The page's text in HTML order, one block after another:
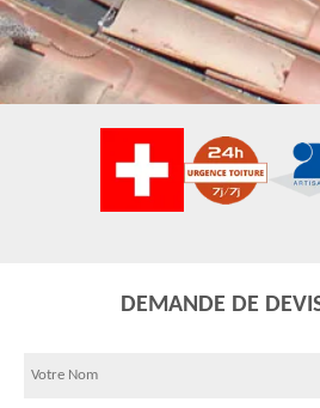
DEMANDE DE